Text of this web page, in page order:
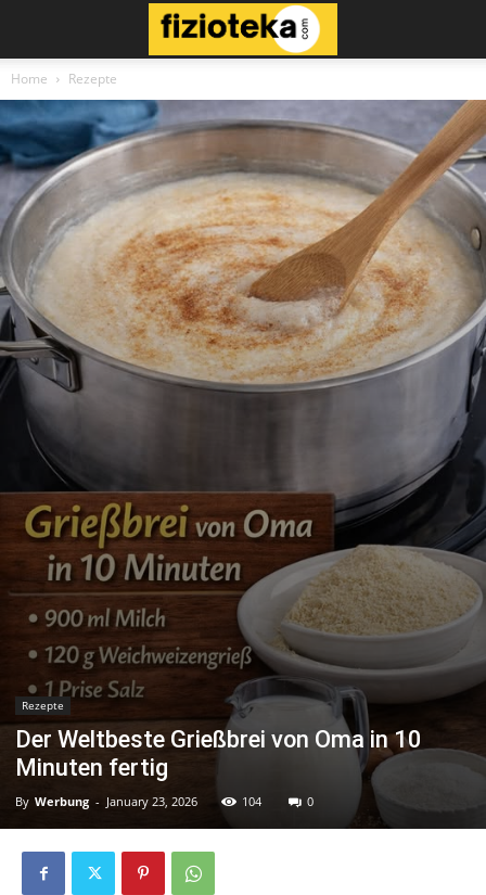
Home Rezepte
Rezepte
Der Weltbeste Grießbrei von Oma in 10
Minuten fertig
By Werbung - January 23, 2026 104 0